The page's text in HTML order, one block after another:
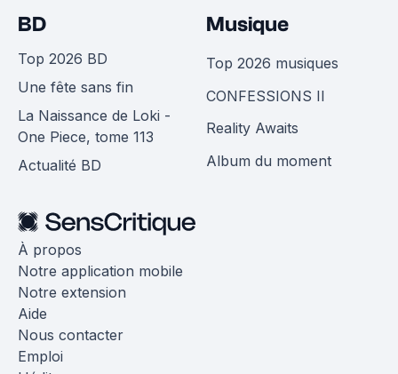
BD
Top 2026 BD
Une fête sans fin
La Naissance de Loki -
One Piece, tome 113
Actualité BD
Musique
Top 2026 musiques
CONFESSIONS II
Reality Awaits
Album du moment
À propos
Notre application mobile
Notre extension
Aide
Nous contacter
Emploi